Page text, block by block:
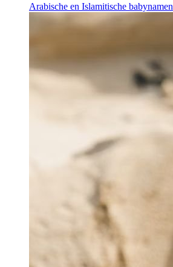
Arabische en Islamitische babynamen